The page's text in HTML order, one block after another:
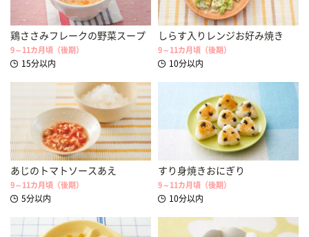
鶏ささみフレークの野菜スープ
9～11カ月頃（後期）
15分以内
しらす入りレンジお好み焼き
9～11カ月頃（後期）
10分以内
あじのトマトソースあえ
9～11カ月頃（後期）
5分以内
すり身焼きおにぎり
9～11カ月頃（後期）
10分以内